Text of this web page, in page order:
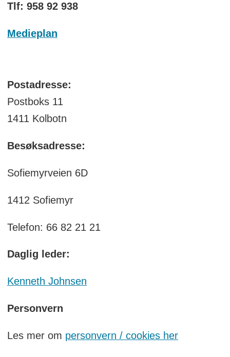
Tlf: 958 92 938
Medieplan
Postadresse:
Postboks 11
1411 Kolbotn
Besøksadresse:
Sofiemyrveien 6D
1412 Sofiemyr
Telefon: 66 82 21 21
Daglig leder:
Kenneth Johnsen
Personvern
Les mer om personvern / cookies her